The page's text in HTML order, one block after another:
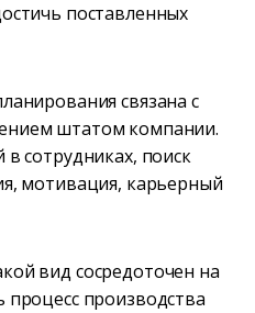
поставленных
связана с
штатом компании.
сотрудниках, поиск
мотивация, карьерный
вид сосредоточен на
производства